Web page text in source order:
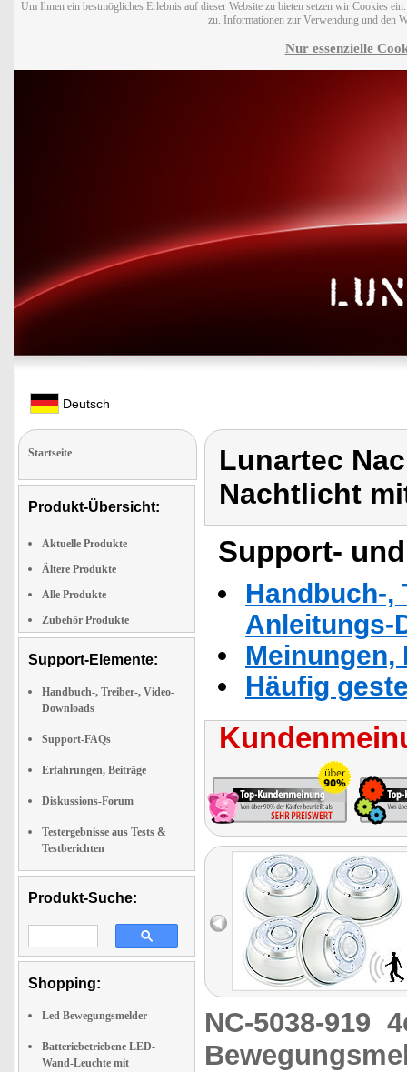
Um Ihnen ein bestmögliches Erlebnis auf dieser Website zu bieten setzen wir Cookies
zu. Informationen zur Verwendung und den
Nur essenzielle
Deutsch
Startseite
Produkt-Übersicht:
Aktuelle Produkte
Ältere Produkte
Alle Produkte
Zubehör Produkte
Support-Elemente:
Handbuch-, Treiber-, Video-
Downloads
Support-FAQs
Erfahrungen, Beiträge
Diskussions-Forum
Testergebnisse aus Tests &
Testberichten
Produkt-Suche:
Shopping:
Led Bewegungsmelder
Batteriebetriebene LED-
Wand-Leuchte mit
Lunartec
Nachtlicht
Support-
Handbuch-,
Anleitungs-
Häufig
NC-5038-919